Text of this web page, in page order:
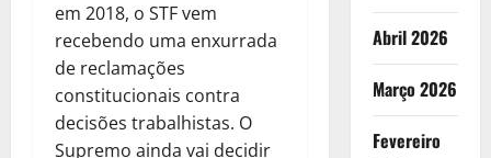
em 2018, o STF vem
recebendo uma enxurrada
de reclamações
constitucionais contra
decisões trabalhistas. O
Supremo ainda vai decidir
Abril 2026
Março 2026
Fevereiro